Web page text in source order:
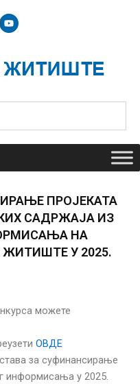
Y
o
u
b
e
ПРОJЕКАТА
САДРЖАЈА ИЗ
НА
У 2025.
можете
ОВДЕ
за суфинансирање
информисања у 2025.